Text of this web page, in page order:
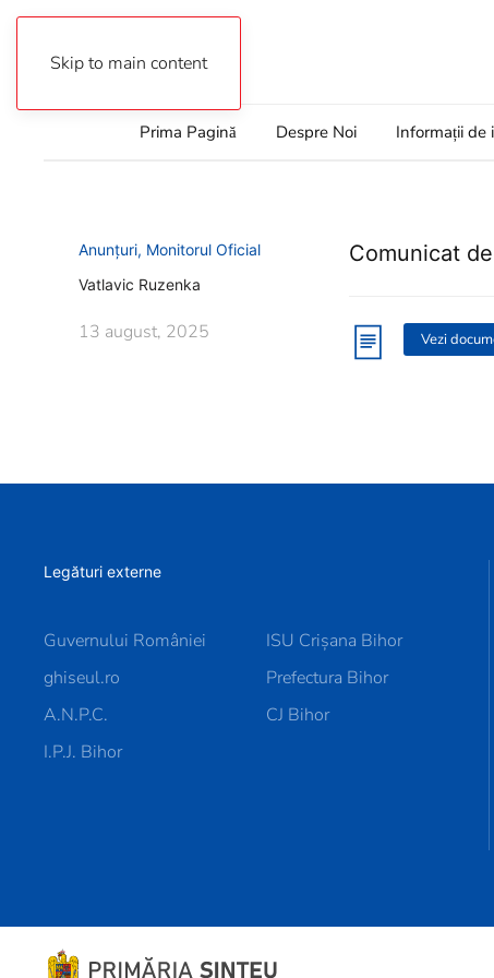
Skip to main content
Prima Pagină Despre Noi Informații de
Anunțuri, Monitorul Oficial
Vatlavic Ruzenka
13 august, 2025
Comunicat
Vezi
Legături externe
Guvernului României
ghiseul.ro
A.N.P.C.
I.P.J. Bihor
ISU Crișana Bihor
Prefectura Bihor
CJ Bihor